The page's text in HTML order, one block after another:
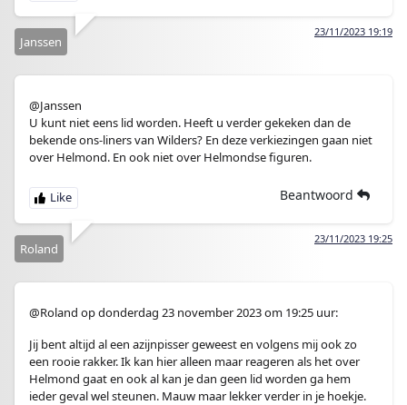
23/11/2023 19:19
Janssen
@Janssen
U kunt niet eens lid worden. Heeft u verder gekeken dan de
bekende ons-liners van Wilders? En deze verkiezingen gaan niet
over Helmond. En ook niet over Helmondse figuren.
Beantwoord
23/11/2023 19:25
Roland
@Roland op donderdag 23 november 2023 om 19:25 uur:
Jij bent altijd al een azijnpisser geweest en volgens mij ook zo
een rooie rakker. Ik kan hier alleen maar reageren als het over
Helmond gaat en ook al kan je dan geen lid worden ga hem
ieder geval wel steunen. Mauw maar lekker verder in je hoekje.